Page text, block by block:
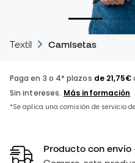
Textil Camisetas
Producto con envío